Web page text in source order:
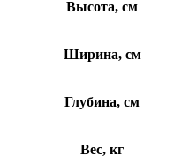
Высота, см
Ширина, см
Глубина, см
Вес, кг